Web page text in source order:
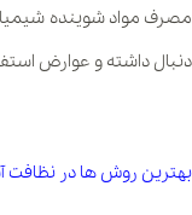
مصرف مواد شوینده
دنبال داشته و عوارض
بهترین روش ها در نظافت